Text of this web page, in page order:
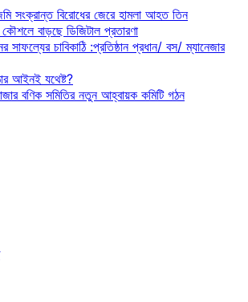
সংক্রান্ত বিরোধের জেরে হামলা আহত তিন
বাড়ছে ডিজিটাল প্রতারণা
সাফল্যের চাবিকাঠি :প্রতিষ্ঠান প্রধান/ বস/ ম্যানেজার
আইনই যথেষ্ট?
বণিক সমিতির নতুন আহ্বায়ক কমিটি গঠন